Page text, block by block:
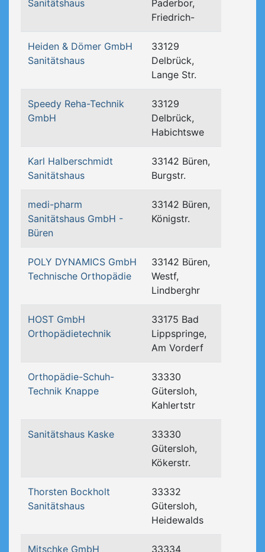
Sanitätshaus
Paderbor,
Friedrich-
Heiden & Dömer GmbH
Sanitätshaus
33129
Delbrück,
Lange Str.
Speedy Reha-Technik
GmbH
33129
Delbrück,
Habichtswe
Karl Halberschmidt
Sanitätshaus
33142 Büren,
Burgstr.
medi-pharm
Sanitätshaus GmbH -
Büren
33142 Büren,
Königstr.
POLY DYNAMICS GmbH
Technische Orthopädie
33142 Büren,
Westf,
Lindberghr
HOST GmbH
Orthopädietechnik
33175 Bad
Lippspringe,
Am Vorderf
Orthopädie-Schuh-
Technik Knappe
33330
Gütersloh,
Kahlertstr
Sanitätshaus Kaske
33330
Gütersloh,
Kökerstr.
Thorsten Bockholt
Sanitätshaus
33332
Gütersloh,
Heidewalds
Mitschke GmbH 33334